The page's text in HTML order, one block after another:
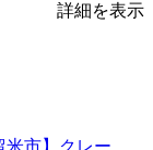
詳細を表示